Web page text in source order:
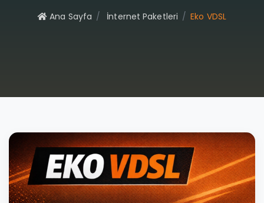
Ana Sayfa İnternet Paketleri Eko VDSL